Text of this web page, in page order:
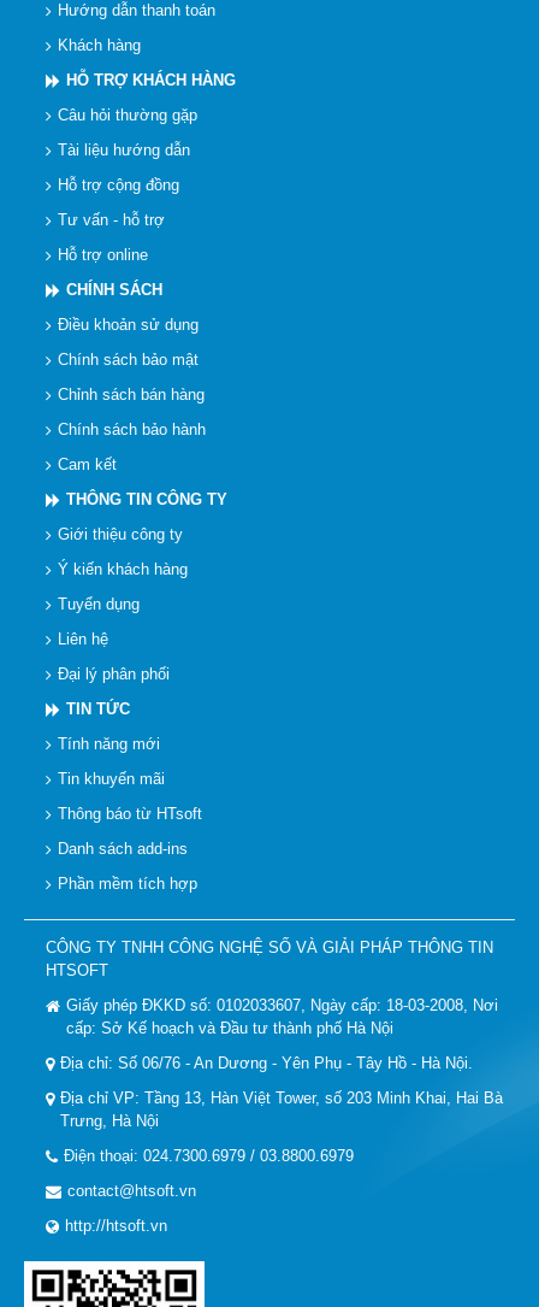
Hướng dẫn thanh toán
Khách hàng
HỖ TRỢ KHÁCH HÀNG
Câu hỏi thường gặp
Tài liệu hướng dẫn
Hỗ trợ cộng đồng
Tư vấn - hỗ trợ
Hỗ trợ online
CHÍNH SÁCH
Điều khoản sử dụng
Chính sách bảo mật
Chỉnh sách bán hàng
Chính sách bảo hành
Cam kết
THÔNG TIN CÔNG TY
Giới thiệu công ty
Ý kiến khách hàng
Tuyển dụng
Liên hệ
Đại lý phân phối
TIN TỨC
Tính năng mới
Tin khuyến mãi
Thông báo từ HTsoft
Danh sách add-ins
Phần mềm tích hợp
CÔNG TY TNHH CÔNG NGHỆ SỐ VÀ GIẢI PHÁP THÔNG TIN
HTSOFT
Giấy phép ĐKKD số: 0102033607, Ngày cấp: 18-03-2008, Nơi
cấp: Sở Kế hoạch và Đầu tư thành phố Hà Nội
Địa chỉ: Số 06/76 - An Dương - Yên Phụ - Tây Hồ - Hà Nội.
Địa chỉ VP: Tầng 13, Hàn Việt Tower, số 203 Minh Khai, Hai Bà
Trưng, Hà Nội
Điện thoại: 024.7300.6979 / 03.8800.6979
contact@htsoft.vn
http://htsoft.vn